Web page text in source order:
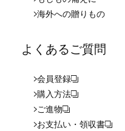
海外への贈りもの
よくあるご質問
会員登録
購入方法
ご進物
お支払い・領収書